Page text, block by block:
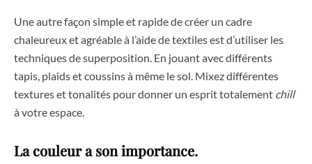
Une autre façon simple et rapide de créer un cadre
chaleureux et agréable à l’aide de textiles est d’utiliser les
techniques de superposition. En jouant avec différents
tapis, plaids et coussins à même le sol. Mixez différentes
textures et tonalités pour donner un esprit totalement chill
à votre espace.
La couleur a son importance.